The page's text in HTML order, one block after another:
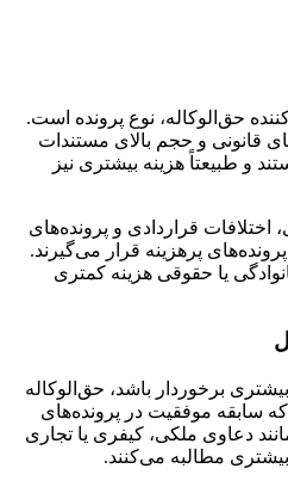
حق‌الوکاله، نوع پرونده است.
قانونی و حجم بالای مستندات
و طبیعتاً هزینه بیشتری نیز
اختلافات قراردادی و پرونده‌های
پرهزینه قرار می‌گیرند.
یا حقوقی هزینه کمتری
برخوردار باشد، حق‌الوکاله
سابقه موفقیت در پرونده‌های
دعاوی ملکی، کیفری یا تجاری
مطالبه می‌کنند.